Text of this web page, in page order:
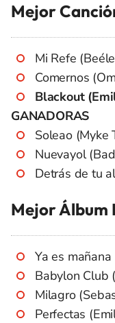
Mejor
Mi Refe
Comernos
Blackout
GANADORAS
Soleao (Myke
Nuevayol
Detrás de tu
Mejor Álbum
Ya es
Babylon Club
Milagro
Perfectas